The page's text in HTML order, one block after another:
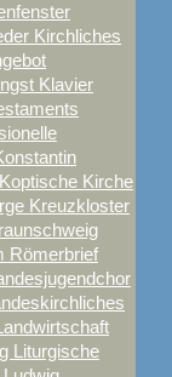
Kirchliches
Klavier
Koptische Kirche
Kreuzkloster
Römerbrief
Liturgische